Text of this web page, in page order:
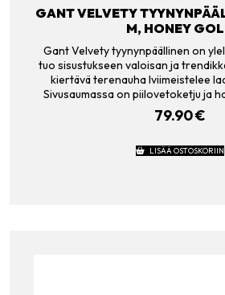
GANT VELVETY
M, HONEY
Gant Velvety tyynynpäällinen on
tuo sisustukseen valoisan ja
kiertävä terenauha lviimeistelee
Sivusaumassa on piilovetoketju ja
79.90€
LISÄÄ OSTOSKORIIN